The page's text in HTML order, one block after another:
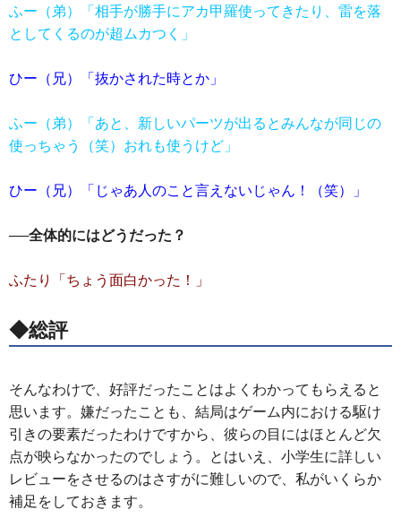
ふー（弟）「相手が勝手にアカ甲羅使ってきたり、雷を落
としてくるのが超ムカつく」
ひー（兄）「抜かされた時とか」
ふー（弟）「あと、新しいパーツが出るとみんなが同じの
使っちゃう（笑）おれも使うけど」
ひー（兄）「じゃあ人のこと言えないじゃん！（笑）」
──全体的にはどうだった？
ふたり「ちょう面白かった！」
◆総評
そんなわけで、好評だったことはよくわかってもらえると
思います。嫌だったことも、結局はゲーム内における駆け
引きの要素だったわけですから、彼らの目にはほとんど欠
点が映らなかったのでしょう。とはいえ、小学生に詳しい
レビューをさせるのはさすがに難しいので、私がいくらか
補足をしておきます。